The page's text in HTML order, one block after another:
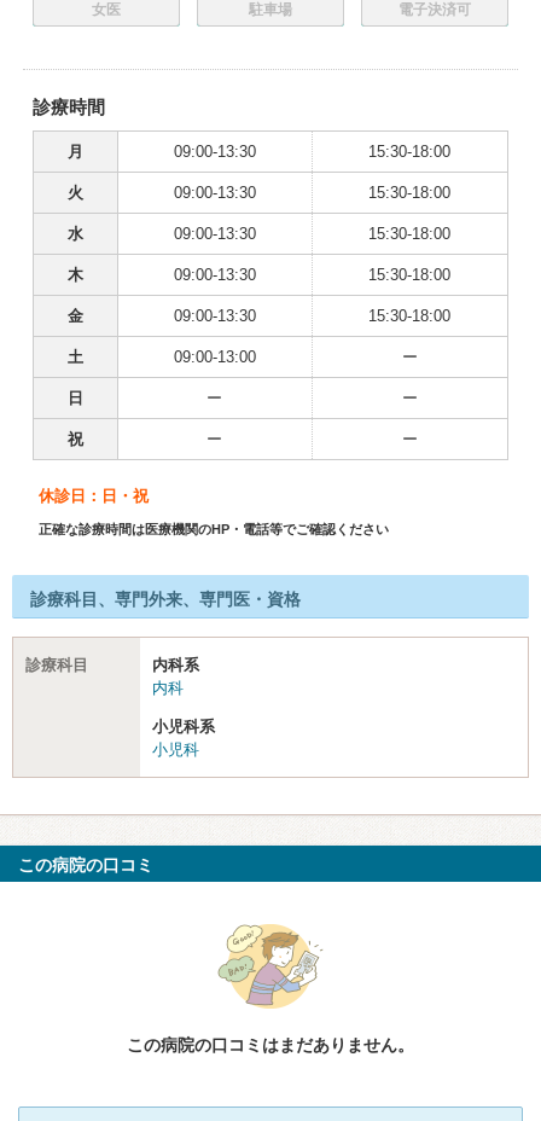
女医 駐車場 電子決済可
診療時間
月 09:00-13:30 15:30-18:00
火 09:00-13:30 15:30-18:00
水 09:00-13:30 15:30-18:00
木 09:00-13:30 15:30-18:00
金 09:00-13:30 15:30-18:00
土 09:00-13:00 ー
日 ー ー
祝 ー ー
休診日：日・祝
正確な診療時間は医療機関のHP・電話等でご確認ください
診療科目、専門外来、専門医・資格
診療科目
内科系
内科
小児科系
小児科
この病院の口コミ
この病院の口コミはまだありません。